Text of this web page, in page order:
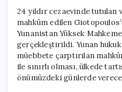
24 yıldır cezaevinde tutulan
mahkûm edilen
Yunanistan Yüksek
gerçekleştirildi. Yunan
müebbete çarptırılan
ile sınırlı olması, ülkede
önümüzdeki günlerde